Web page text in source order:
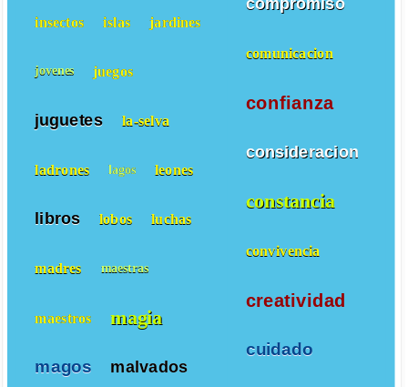
compromiso
comunicacion
confianza
consideracion
constancia
convivencia
creatividad
cuidado
insectos islas jardines
jovenes juegos
juguetes la-selva
ladrones lagos leones
libros lobos luchas
madres maestras
maestros magia
magos malvados